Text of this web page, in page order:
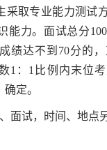
采取专业能力测试
能力。面试总分
绩达不到70分的
1：1比例内末位
定。
面试，时间、地点